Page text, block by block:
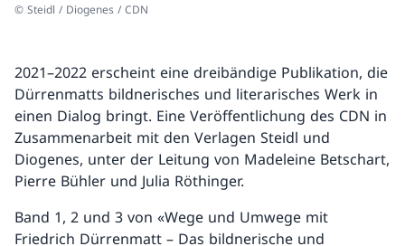
© Steidl / Diogenes / CDN
2021–2022 erscheint eine dreibändige Publikation, die
Dürrenmatts bildnerisches und literarisches Werk in
einen Dialog bringt. Eine Veröffentlichung des CDN in
Zusammenarbeit mit den Verlagen Steidl und
Diogenes, unter der Leitung von Madeleine Betschart,
Pierre Bühler und Julia Röthinger.
Band 1, 2 und 3 von «Wege und Umwege mit
Friedrich Dürrenmatt – Das bildnerische und